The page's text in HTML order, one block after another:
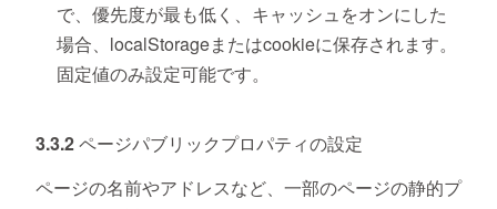
で、優先度が最も低く、キャッシュをオンにした
場合、localStorageまたはcookieに保存されます。
固定値のみ設定可能です。
3.3.2 ページパブリックプロパティの設定
ページの名前やアドレスなど、一部のページの静的プ